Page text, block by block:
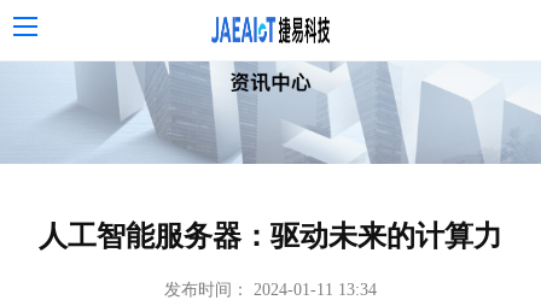
人工智能服务器：驱动未来的计算力
发布时间： 2024-01-11 13:34